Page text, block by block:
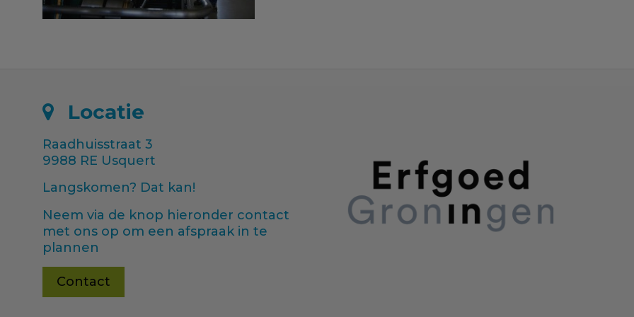
Locatie
Raadhuisstraat 3
9988 RE Usquert
Langskomen? Dat kan!
Neem via de knop hieronder contact
met ons op om een afspraak in te
plannen
Contact